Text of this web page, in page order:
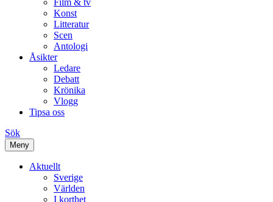
Film & tv
Konst
Litteratur
Scen
Antologi
Åsikter
Ledare
Debatt
Krönika
Vlogg
Tipsa oss
Sök
Meny
Aktuellt
Sverige
Världen
I korthet